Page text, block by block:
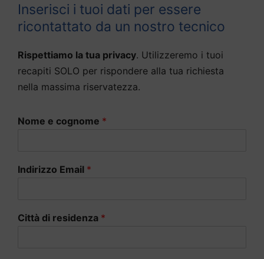
Inserisci i tuoi dati per essere
ricontattato da un nostro tecnico
Rispettiamo la tua privacy. Utilizzeremo i tuoi
recapiti SOLO per rispondere alla tua richiesta
nella massima riservatezza.
Nome e cognome *
Indirizzo Email *
Città di residenza *